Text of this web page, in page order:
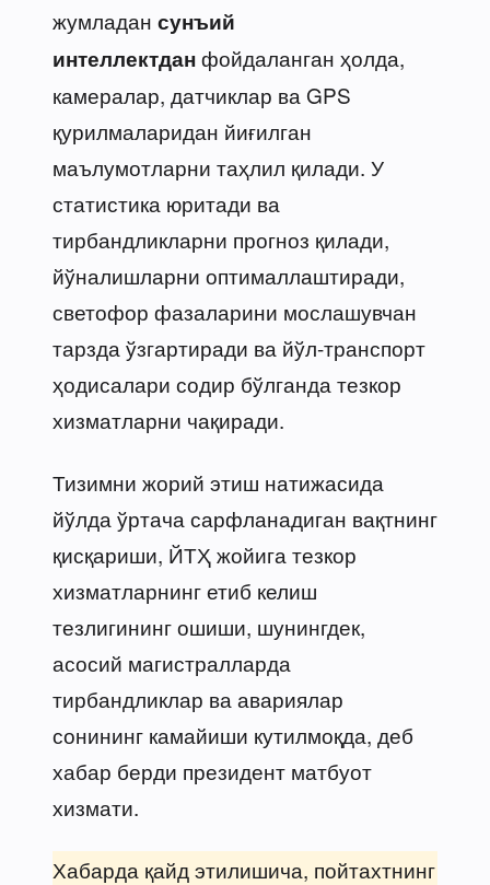
жумладан сунъий
интеллектданфойдаланган ҳолда,
камералар, датчиклар ва GPS
қурилмаларидан йиғилган
маълумотларни таҳлил қилади. У
статистика юритади ва
тирбандликларни прогноз қилади,
йўналишларни оптималлаштиради,
светофор фазаларини мослашувчан
тарзда ўзгартиради ва йўл-транспорт
ҳодисалари содир бўлганда тезкор
хизматларни чақиради.
Тизимни жорий этиш натижасида
йўлда ўртача сарфланадиган вақтнинг
қисқариши, ЙТҲ жойига тезкор
хизматларнинг етиб келиш
тезлигининг ошиши, шунингдек,
асосий магистралларда
тирбандликлар ва авариялар
сонининг камайиши кутилмоқда, деб
хабар берди президент матбуот
хизмати.
Хабарда қайд этилишича, пойтахтнинг